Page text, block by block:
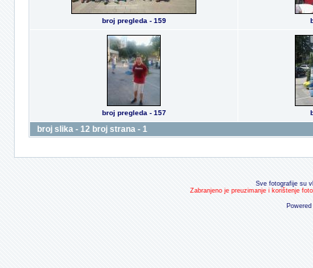
broj pregleda - 159
broj pregleda - 157
broj slika - 12 broj strana - 1
Sve fotografije su
Zabranjeno je preuzimanje i korištenje